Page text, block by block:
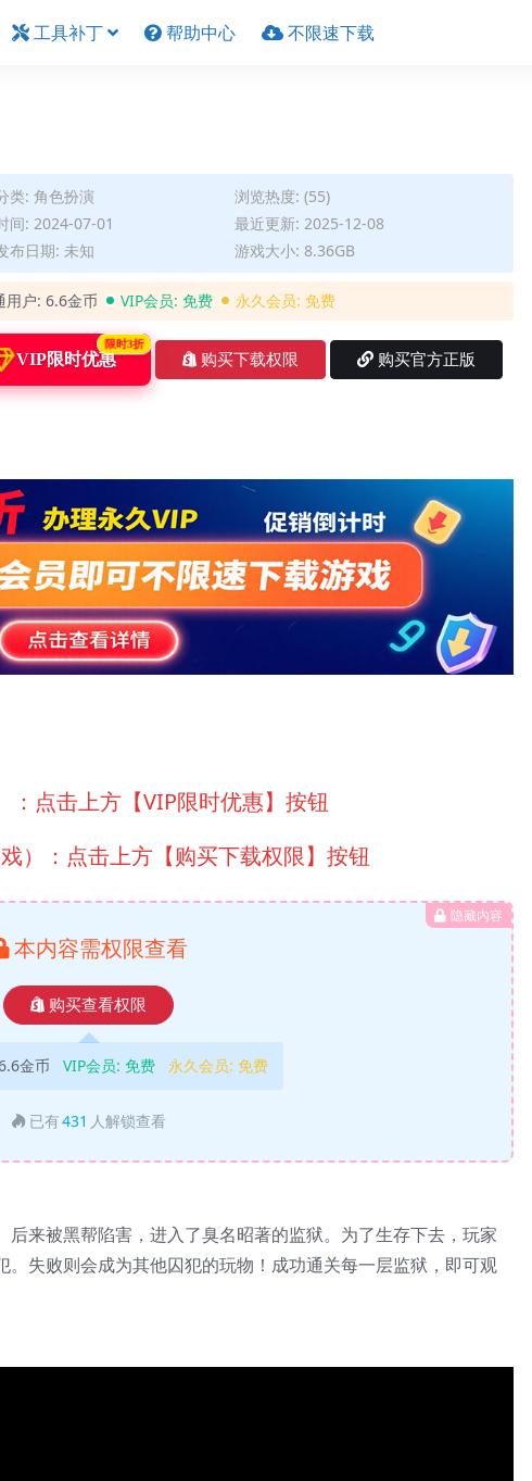
工具补丁 帮助中心 不限速下载
类: 角色扮演
浏览热度: (55)
间: 2024-07-01
最近更新: 2025-12-08
布日期: 未知
游戏大小: 8.36GB
用户: 6.6金币 VIP会员: 免费 永久会员: 免费
VIP限时优惠
限时3折
购买下载权限 购买官方正版
点击上方【VIP限时优惠】按钮
）：点击上方【购买下载权限】按钮
隐藏内容
本内容需权限查看
购买查看权限
金币 VIP会员: 免费 永久会员: 免费
已有431 人解锁查看
来被黑帮陷害，进入了臭名昭著的监狱。为了生存下去，玩家
失败则会成为其他囚犯的玩物！成功通关每一层监狱，即可观